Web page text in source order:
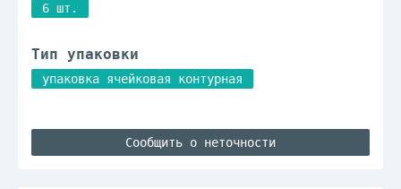
6 шт.
Тип упаковки
упаковка ячейковая контурная
Сообщить о неточности